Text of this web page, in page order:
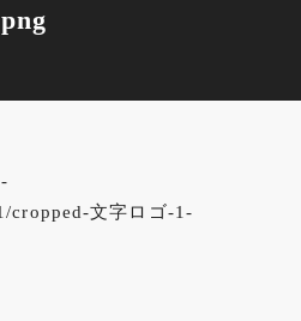
cropped-文字ロゴ-1-